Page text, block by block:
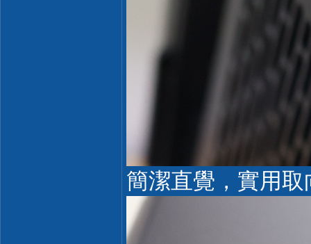
簡潔直覺，實用